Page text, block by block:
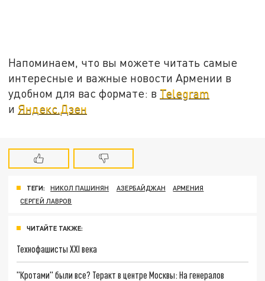
Напоминаем, что вы можете читать самые
интересные и важные новости Армении в
удобном для вас формате: в Telegram
и Яндекс.Дзен
ТЕГИ: НИКОЛ ПАШИНЯН АЗЕРБАЙДЖАН
АРМЕНИЯ
СЕРГЕЙ ЛАВРОВ
ЧИТАЙТЕ ТАКЖЕ:
Технофашисты XXI века
"Кротами" были все? Теракт в центре Москвы: На генералов